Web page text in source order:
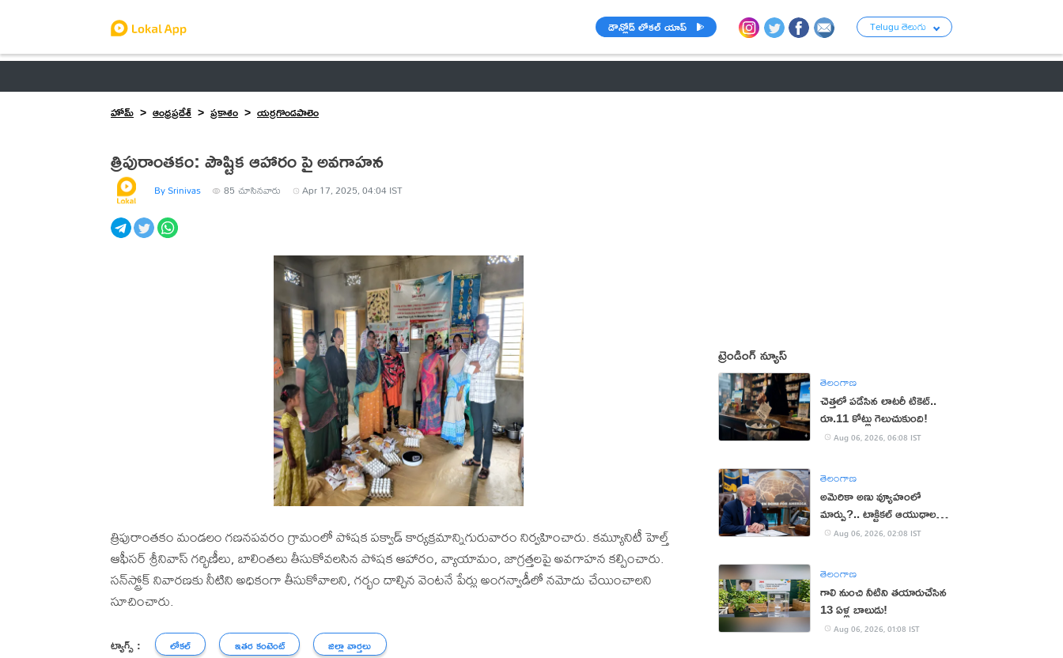
డౌన్లోడ్ లోకల్ యాప్ Telugu తెలుగు
హోమ్
ఆంధ్రప్రదేశ్ ప్రకాశం యర్రగొండపాలెం
త్రిపురాంతకం: పౌష్టిక ఆహారం పై అవగాహన
By Srinivas 85 చూసినవారు Apr 17, 2025, 04:04 IST
త్రిపురాంతకం మండలం గణనపవరం గ్రామంలో పోషక పక్వాడ్ కార్యక్రమాన్నిగురువారం నిర్వహించారు. కమ్యూనిటీ హెల్త్
ఆఫీసర్ శ్రీనివాస్ గర్భిణీలు, బాలింతలు తీసుకోవలసిన పోషక ఆహారం, వ్యాయామం, జాగ్రత్తలపై అవగాహన కల్పించారు.
సన్‌స్ట్రోక్ నివారణకు నీటిని అధికంగా తీసుకోవాలని, గర్భం దాల్చిన వెంటనే పేర్లు అంగన్వాడీలో నమోదు చేయించాలని
సూచించారు.
ట్యాగ్స్ : లోకల్ ఇతర కంటెంట్ జిల్లా వార్తలు
ట్రెండింగ్ న్యూస్
తెలంగాణ
చెత్తలో పడేసిన లాటరీ టికెట్..
రూ.11 కోట్లు గెలుచుకుంది!
Aug 06, 2026, 06:08 IST
తెలంగాణ
అమెరికా అణు వ్యూహంలో
మార్పు?.. టాక్టికల్ ఆయుధాలకు
ప్రాధాన్యం!
Aug 06, 2026, 02:08 IST
తెలంగాణ
గాలి నుంచి నీటిని తయారుచేసిన
13 ఏళ్ల బాలుడు!
Aug 06, 2026, 01:08 IST